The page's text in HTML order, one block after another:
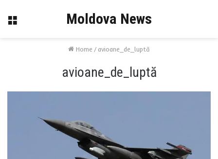
Menu Moldova News
Home /avioane_de_luptă
avioane_de_luptă